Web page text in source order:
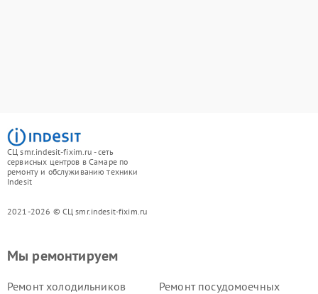
СЦ smr.indesit-fixim.ru - сеть
сервисных центров в Самаре по
ремонту и обслуживанию техники
Indesit
2021-2026 © СЦ smr.indesit-fixim.ru
Мы ремонтируем
Ремонт холодильников
Ремонт посудомоечных